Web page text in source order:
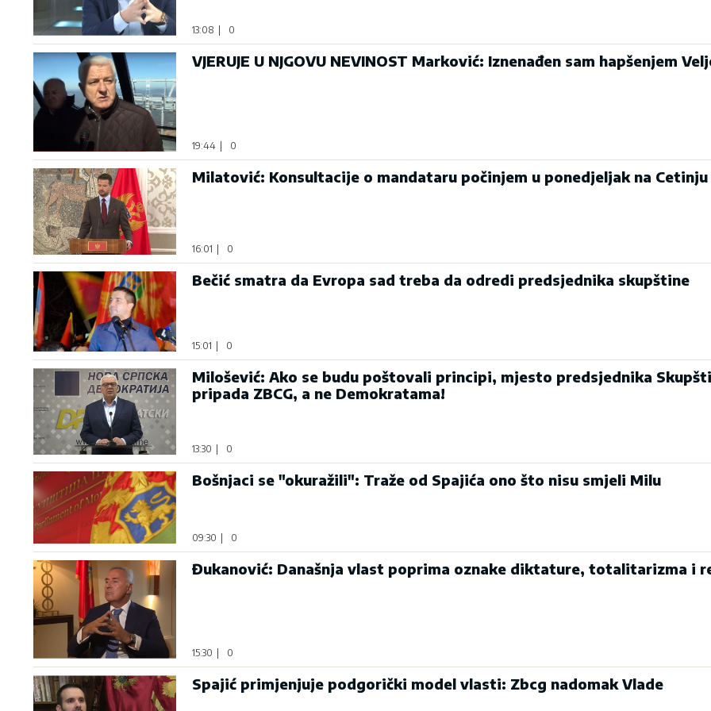
13:08 0
VJERUJE U NJGOVU NEVINOST Marković: Iznenađen sam hapšenjem
19:44 | 0
Milatović: Konsultacije o mandataru počinjem u ponedjeljak na Cetinju
16:01 | 0
Bečić smatra da Evropa sad treba da odredi predsjednika skupštine
15:01 0
Milošević: Ako se budu poštovali principi, mjesto predsjednika
pripada ZBCG, a ne Demokratama!
13:30 0
Bošnjaci se "okuražili": Traže od Spajića ono što nisu smjeli Milu
09:30 0
Đukanović: Današnja vlast poprima oznake diktature, totalitarizma i
15:30 0
Spajić primjenjuje podgorički model vlasti: Zbcg nadomak Vlade